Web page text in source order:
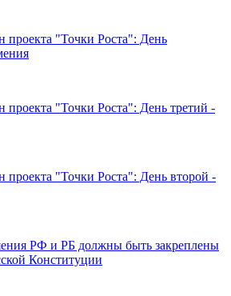
проекта "Точки Роста": День
проекта "Точки Роста": День третий -
проекта "Точки Роста": День второй -
РФ и РБ должны быть закреплены
Конституции